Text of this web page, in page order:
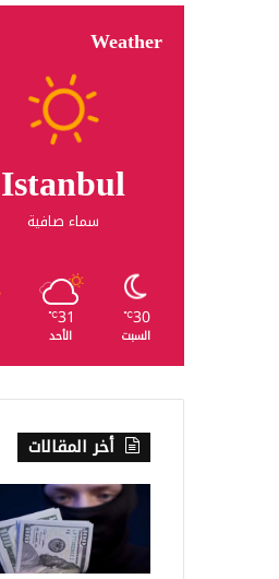
Weather
Istanbul
سماء صافية
30
℃
السبت
31
℃
الأحد
أخر المقالات